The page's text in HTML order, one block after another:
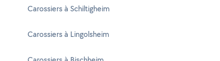
Carossiers à Schiltigheim
Carossiers à Lingolsheim